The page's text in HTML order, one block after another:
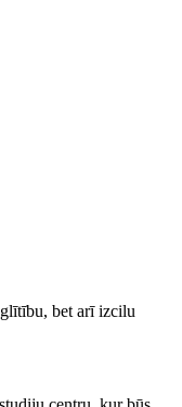
bet arī izcilu